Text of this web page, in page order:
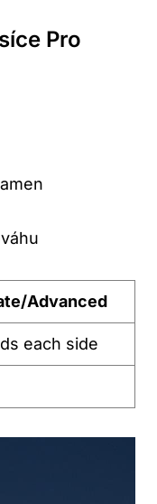
Pro
Advanced
each side